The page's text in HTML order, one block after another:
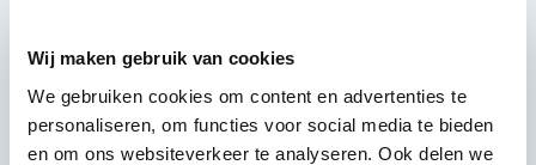
Wij maken gebruik van cookies
We gebruiken cookies om content en advertenties te
personaliseren, om functies voor social media te bieden
en om ons websiteverkeer te analyseren. Ook delen we
Lees reviews van onze DJ's op jouw locatie